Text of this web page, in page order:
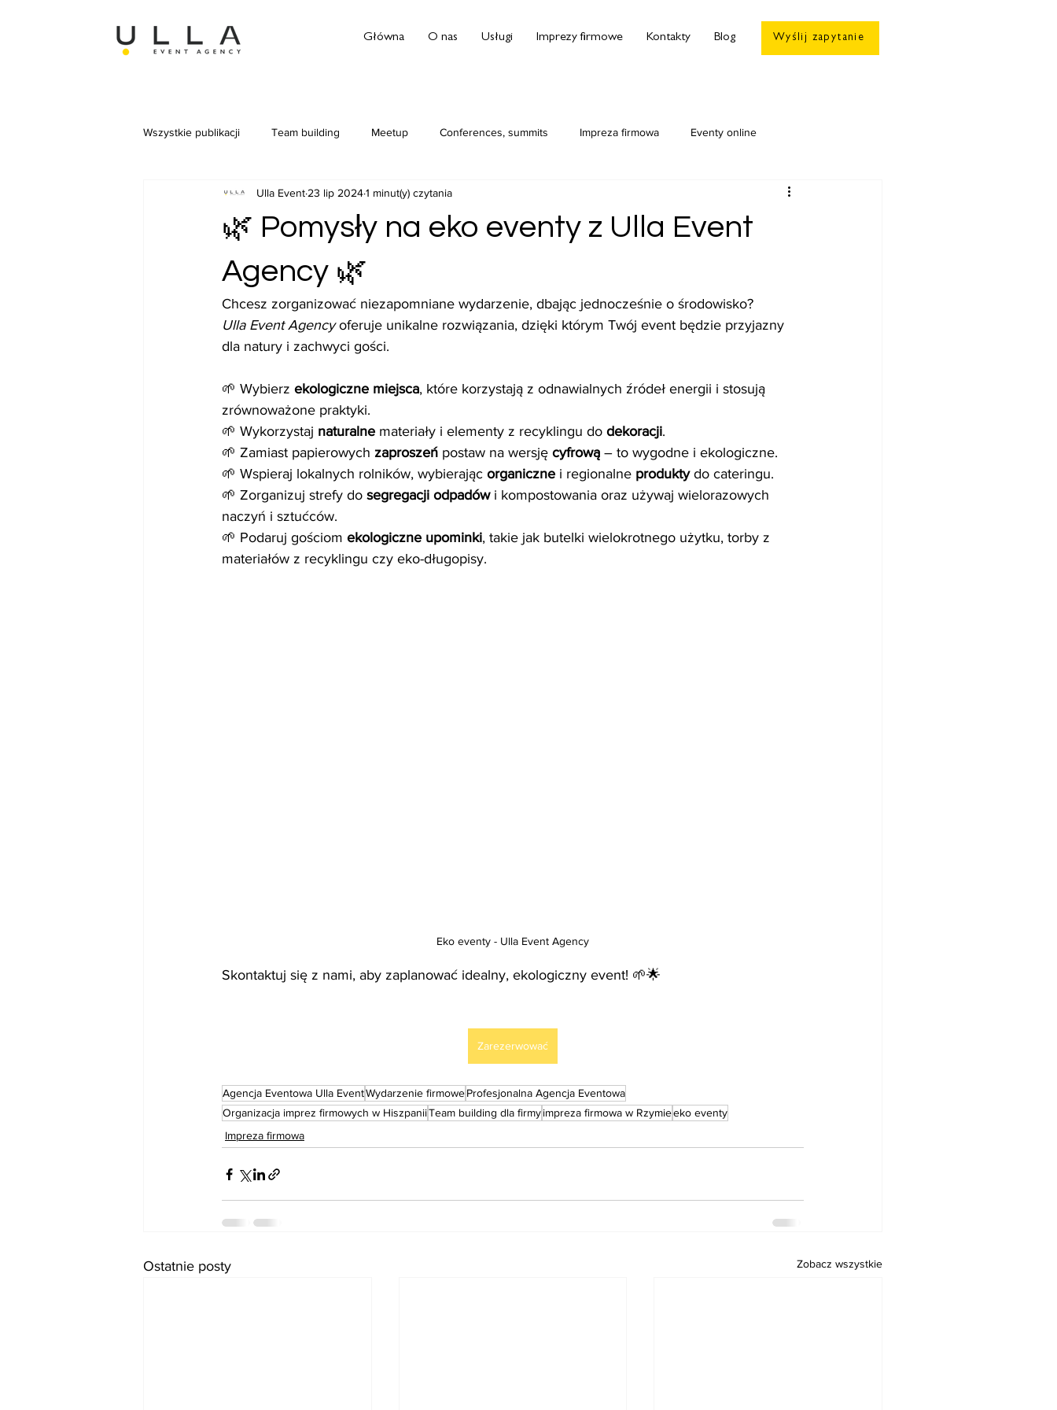
Główna O nas Usługi Imprezy firmowe Kontakty Blog Wyślij zapytanie
Wszystkie publikacji Team building Meetup Conferences, summits Impreza firmowa Eventy online
🌿 Pomysły na eko eventy z Ulla Event
Agency 🌿
Ulla Event 23 lip 20241 minut(y) czytania
Chcesz zorganizować niezapomniane wydarzenie, dbając jednocześnie o środowisko?
Ulla Event Agency oferuje unikalne rozwiązania, dzięki którym Twój event będzie przyjazny
dla natury i zachwyci gości.
🌱 Wybierz ekologiczne miejsca, które korzystają z odnawialnych źródeł energii i stosują
zrównoważone praktyki.
🌱 Wykorzystaj naturalne materiały i elementy z recyklingu do dekoracji.
🌱 Zamiast papierowych zaproszeń postaw na wersję cyfrową – to wygodne i ekologiczne.
🌱 Wspieraj lokalnych rolników, wybierając organiczne i regionalne produkty do cateringu.
🌱 Zorganizuj strefy do segregacji odpadów i kompostowania oraz używaj wielorazowych
naczyń i sztućców.
🌱 Podaruj gościom ekologiczne upominki, takie jak butelki wielokrotnego użytku, torby z
materiałów z recyklingu czy eko-długopisy.
Eko eventy - Ulla Event Agency
Skontaktuj się z nami, aby zaplanować idealny, ekologiczny event! 🌱🌟
Zarezerwować
Agencja Eventowa Ulla EventWydarzenie firmoweProfesjonalna Agencja Eventowa
Organizacja imprez firmowych w HiszpaniiTeam building dla firmyimpreza firmowa w Rzymieeko eventy
Impreza firmowa
Ostatnie posty Zobacz wszystkie